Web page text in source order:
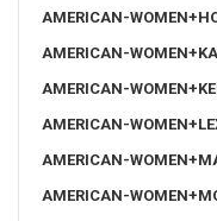
AMERICAN-
AMERICAN-
AMERICAN-
AMERICAN-
AMERICAN-
AMERICAN-